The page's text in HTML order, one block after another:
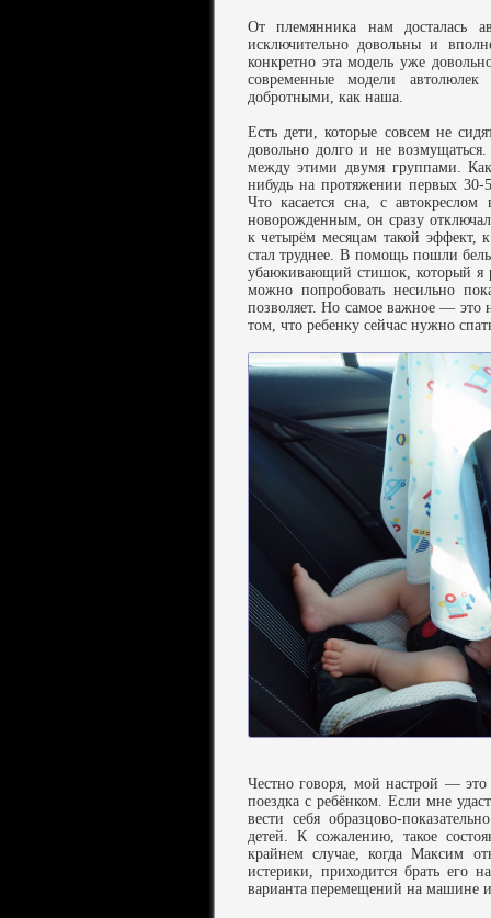
От племянника нам
исключительно довольны и
конкретно эта модель уже
современные модели
добротными, как наша.
Есть дети, которые совсем не
довольно долго и не
между этими двумя группами.
нибудь на протяжении первых
Что касается сна, с
новорожденным, он сразу
к четырём месяцам такой эффект,
стал труднее. В помощь пошли
убаюкивающий стишок, который я
можно попробовать несильно
позволяет. Но самое важное — это
том, что ребенку сейчас нужно
Честно говоря, мой настрой —
поездка с ребёнком. Если мне
вести себя образцово-
детей. К сожалению, такое
крайнем случае, когда Максим
истерики, приходится брать его
варианта перемещений на машине